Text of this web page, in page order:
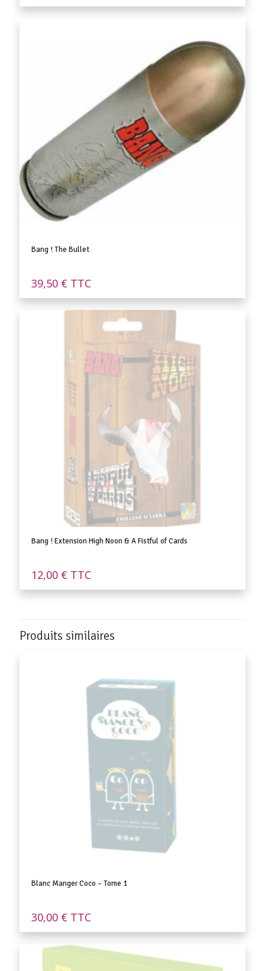
Bang ! The Bullet
39,50 € TTC
Bang ! Extension High Noon & A Fistful of Cards
12,00 € TTC
Produits similaires
Blanc Manger Coco – Tome 1
30,00 € TTC